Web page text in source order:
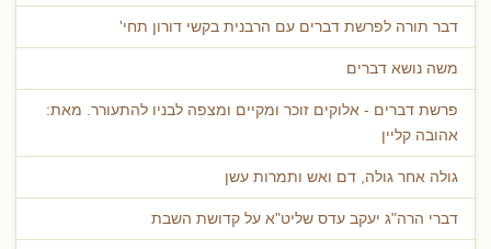
דבר תורה לפרשת דברים עם הרבנית בקשי דורון תחי'
משה נושא דברים
פרשת דברים - אלוקים זוכר ומקיים ומצפה לבניו להתעורר. מאת:
אהובה קליין
גולה אחר גולה, דם ואש ותמרות עשן
דברי הרה"ג יעקב עדס שליט"א על קדושת השבת